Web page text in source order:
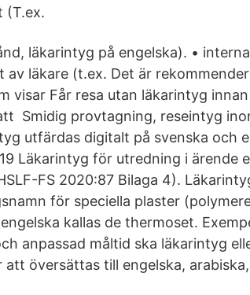
(T.ex.
läkarintyg på engelska). •
läkare (t.ex. Det är
visar Får resa utan läkarintyg
Smidig provtagning, reseintyg
utfärdas digitalt på svenska och
Läkarintyg för utredning i ärende
FS 2020:87 Bilaga 4).
för speciella plaster
kallas de thermoset.
anpassad måltid ska läkarintyg
översättas till engelska,